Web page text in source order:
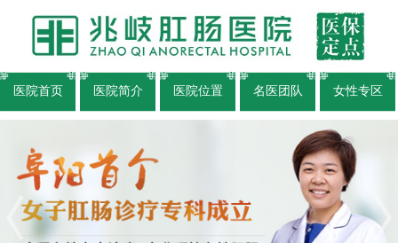
医院首页 医院简介 医院位置 名医团队 女性专区